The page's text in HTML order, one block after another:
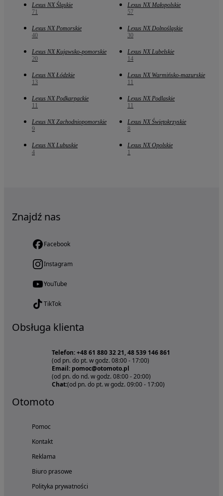
Lexus NX Śląskie
71
Lexus NX Małopolskie
57
Lexus NX Pomorskie
40
Lexus NX Dolnośląskie
30
Lexus NX Kujawsko-pomorskie
20
Lexus NX Lubelskie
14
Lexus NX Łódzkie
13
Lexus NX Warmińsko-mazurskie
11
Lexus NX Podkarpackie
11
Lexus NX Podlaskie
11
Lexus NX Zachodniopomorskie
9
Lexus NX Świętokrzyskie
8
Lexus NX Lubuskie
4
Lexus NX Opolskie
1
Znajdź nas
Facebook
Instagram
YouTube
TikTok
Obsługa klienta
Telefon: +48 61 880 32 21, 48 539 146 861
(od pn. do pt. w godz. 08:00 - 17:00)
Email: pomoc@otomoto.pl
(od pn. do nd. w godz. 08:00 - 20:00)
Chat:(od pn. do pt. w godz. 09:00 - 17:00)
Otomoto
Pomoc
Kontakt
Reklama
Biuro prasowe
Polityka prywatności